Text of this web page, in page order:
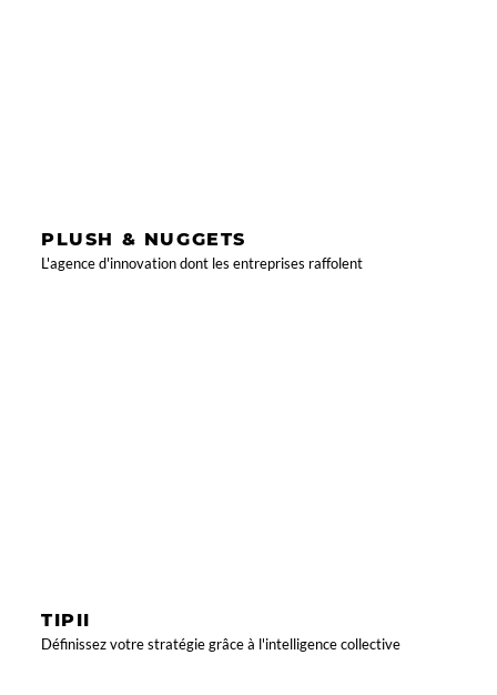
PLUSH & NUGGETS
L'agence d'innovation dont les entreprises raffolent
TIPII
Définissez votre stratégie grâce à l'intelligence collective